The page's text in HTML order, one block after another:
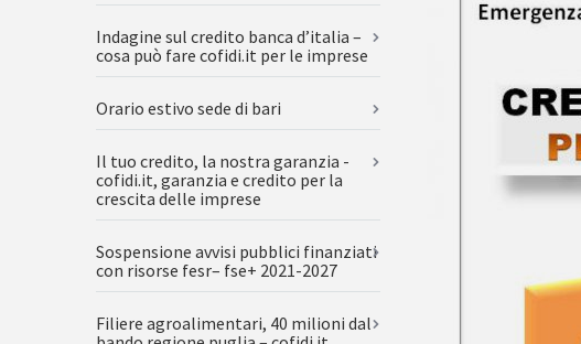
Indagine sul credito banca d’italia –
cosa può fare cofidi.it per le imprese
Orario estivo sede di bari
Il tuo credito, la nostra garanzia -
cofidi.it, garanzia e credito per la
crescita delle imprese
Sospensione avvisi pubblici finanziati
con risorse fesr– fse+ 2021-2027
Filiere agroalimentari, 40 milioni dal